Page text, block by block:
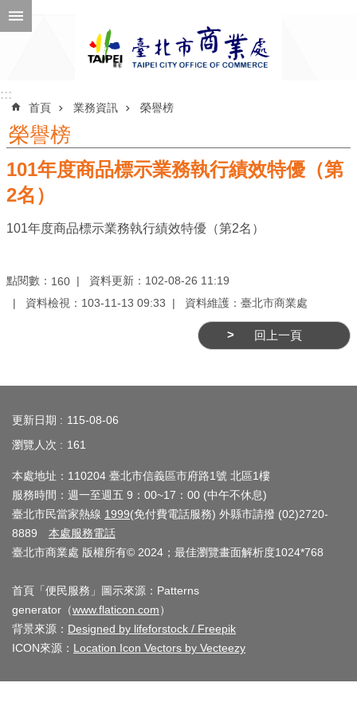
跳到主要內容區塊
公
告
息
關
介
訊
上
服
務
公
及
商
業
::::::
首頁 業務資訊 榮譽榜
榮譽榜
101年度商品標示業務執行績效特優（第
2名）
101年度商品標示業務執行績效特優（第2名）
點閱數： 160
資料更新：102-08-26 11:19
資料檢視：103-11-13 09:33
資料維護：臺北市商業處
回上一頁
更新日期
115-08-06
瀏覽人次
161
本處地址：110204 臺北市信義區市府路1號 北區1樓
服務時間：週一至週五 9：00~17：00 (中午不休息)
臺北市民當家熱線 1999(免付費電話服務) 外縣市請撥 (02)2720-
8889 本處服務電話
臺北市商業處 版權所有© 2024；最佳瀏覽畫面解析度1024*768
首頁「便民服務」圖示來源：Patterns
generator（www.flaticon.com）
背景來源： Designed by lifeforstock / Freepik
ICON來源： Location Icon Vectors by Vecteezy